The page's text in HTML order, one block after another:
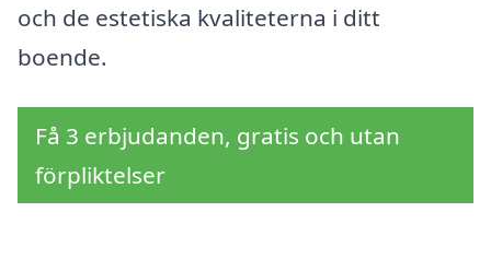
och de estetiska kvaliteterna i ditt
boende.
Få 3 erbjudanden, gratis och utan
förpliktelser